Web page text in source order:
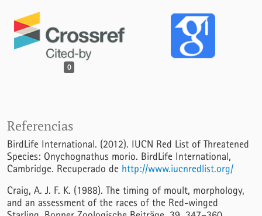
0
Referencias
BirdLife International. (2012). IUCN Red List of Threatened
Species: Onychognathus morio. BirdLife International,
Cambridge. Recuperado de http://www.iucnredlist.org/
Craig, A. J. F. K. (1988). The timing of moult, morphology,
and an assessment of the races of the Red-winged